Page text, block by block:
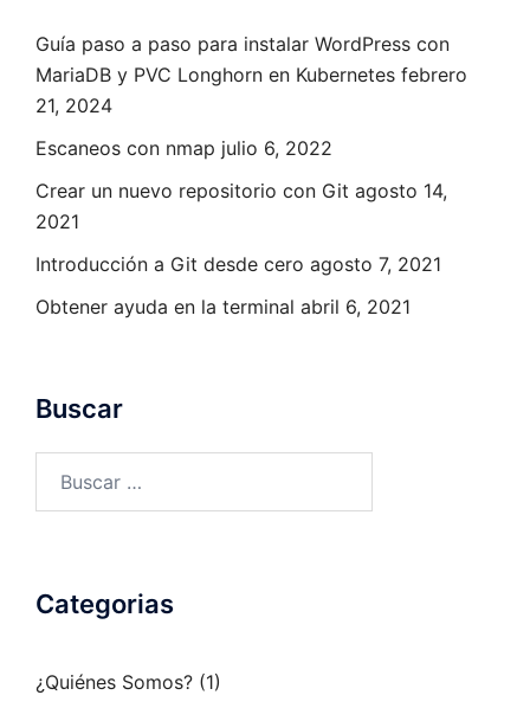
Guía paso a paso para instalar WordPress con
MariaDB y PVC Longhorn en Kubernetes febrero
21, 2024
Escaneos con nmap julio 6, 2022
Crear un nuevo repositorio con Git agosto 14,
2021
Introducción a Git desde cero agosto 7, 2021
Obtener ayuda en la terminal abril 6, 2021
Buscar
Categorias
¿Quiénes Somos? (1)